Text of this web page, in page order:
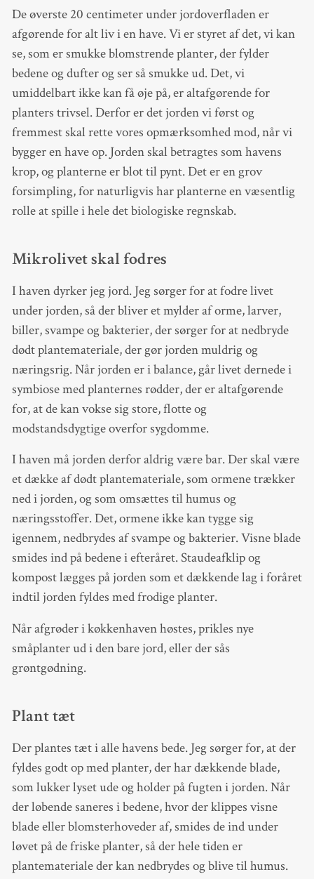
De øverste 20 centimeter under jordoverfladen er
afgørende for alt liv i en have. Vi er styret af det, vi kan
se, som er smukke blomstrende planter, der fylder
bedene og dufter og ser så smukke ud. Det, vi
umiddelbart ikke kan få øje på, er altafgørende for
planters trivsel. Derfor er det jorden vi først og
fremmest skal rette vores opmærksomhed mod, når vi
bygger en have op. Jorden skal betragtes som havens
krop, og planterne er blot til pynt. Det er en grov
forsimpling, for naturligvis har planterne en væsentlig
rolle at spille i hele det biologiske regnskab.
Mikrolivet skal fodres
I haven dyrker jeg jord. Jeg sørger for at fodre livet
under jorden, så der bliver et mylder af orme, larver,
biller, svampe og bakterier, der sørger for at nedbryde
dødt plantemateriale, der gør jorden muldrig og
næringsrig. Når jorden er i balance, går livet dernede i
symbiose med planternes rødder, der er altafgørende
for, at de kan vokse sig store, flotte og
modstandsdygtige overfor sygdomme.
I haven må jorden derfor aldrig være bar. Der skal være
et dække af dødt plantemateriale, som ormene trækker
ned i jorden, og som omsættes til humus og
næringsstoffer. Det, ormene ikke kan tygge sig
igennem, nedbrydes af svampe og bakterier. Visne blade
smides ind på bedene i efteråret. Staudeafklip og
kompost lægges på jorden som et dækkende lag i foråret
indtil jorden fyldes med frodige planter.
Når afgrøder i køkkenhaven høstes, prikles nye
småplanter ud i den bare jord, eller der sås
grøntgødning.
Plant tæt
Der plantes tæt i alle havens bede. Jeg sørger for, at der
fyldes godt op med planter, der har dækkende blade,
som lukker lyset ude og holder på fugten i jorden. Når
der løbende saneres i bedene, hvor der klippes visne
blade eller blomsterhoveder af, smides de ind under
løvet på de friske planter, så der hele tiden er
plantemateriale der kan nedbrydes og blive til humus.